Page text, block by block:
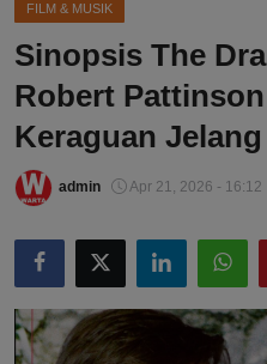
FILM & MUSIK
Sinopsis The
Robert
Keraguan
admin Apr 21, 2026 - 16:12